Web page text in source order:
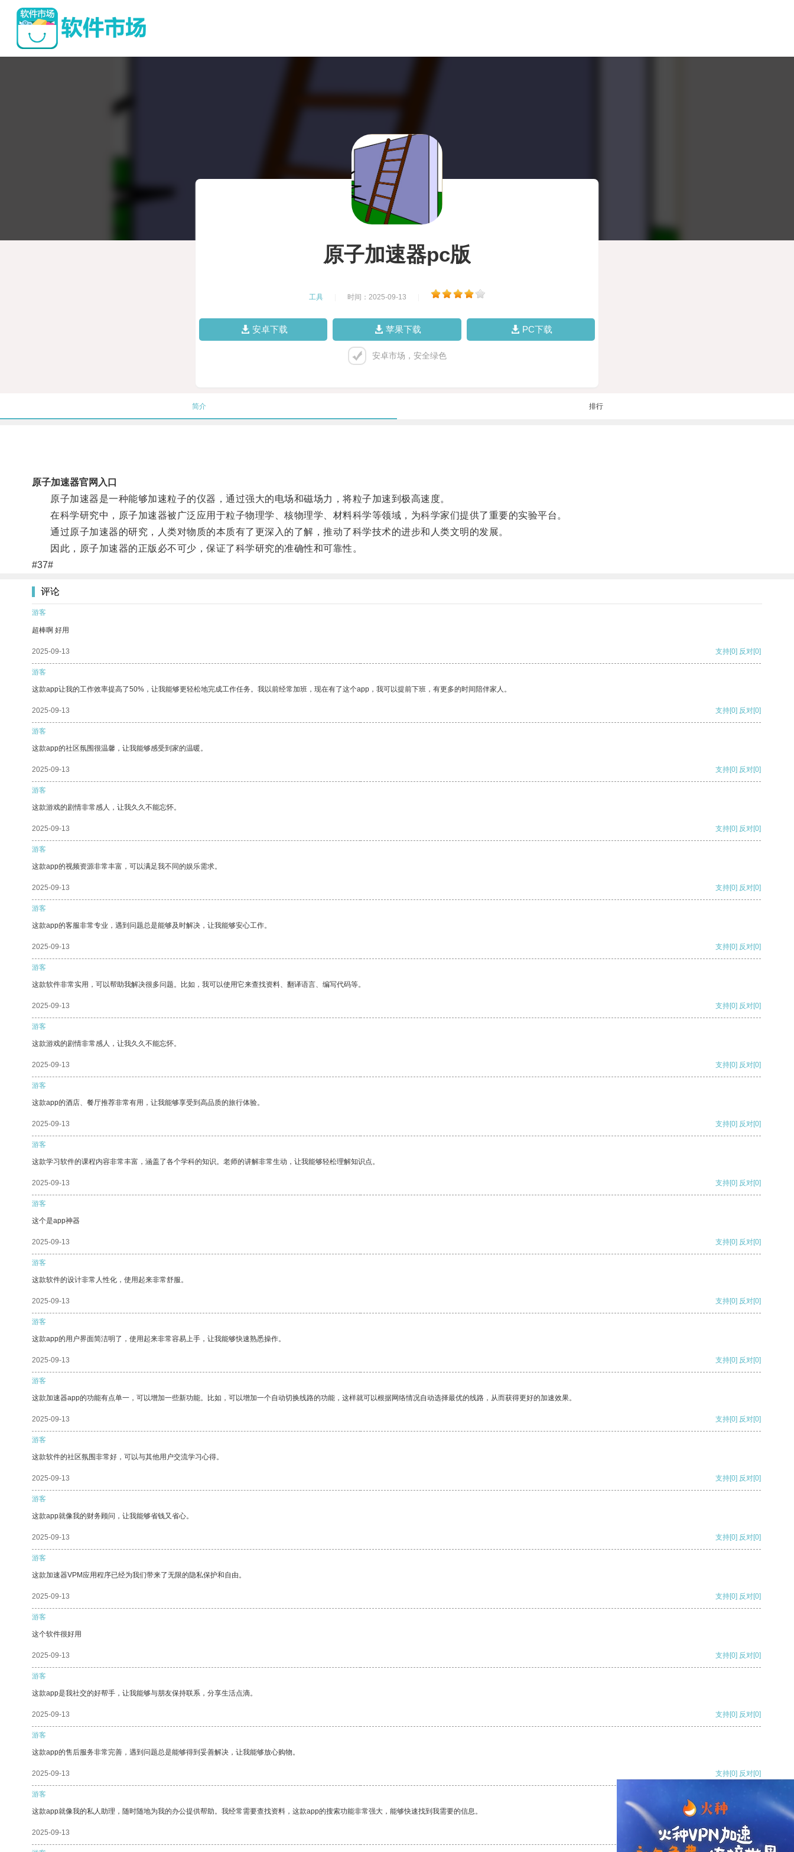
原子加速器pc版
工具 时间：2025-09-13
安卓下载 苹果下载 PC下载
安卓市场，安全绿色
简介 排行
原子加速器官网入口
原子加速器是一种能够加速粒子的仪器，通过强大的电场和磁场力，将粒子加速到极高速度。
在科学研究中，原子加速器被广泛应用于粒子物理学、核物理学、材料科学等领域，为科学家们提供了重要的实验平台。
通过原子加速器的研究，人类对物质的本质有了更深入的了解，推动了科学技术的进步和人类文明的发展。
因此，原子加速器的正版必不可少，保证了科学研究的准确性和可靠性。
#37#
评论
游客
超棒啊 好用
2025-09-13 支持[0] 反对[0]
游客
这款app让我的工作效率提高了50%，让我能够更轻松地完成工作任务。我以前经常加班，现在有了这个app，我可以提前下班，有更多的时间陪伴家人。
2025-09-13 支持[0] 反对[0]
游客
这款app的社区氛围很温馨，让我能够感受到家的温暖。
2025-09-13 支持[0] 反对[0]
游客
这款游戏的剧情非常感人，让我久久不能忘怀。
2025-09-13 支持[0] 反对[0]
游客
这款app的视频资源非常丰富，可以满足我不同的娱乐需求。
2025-09-13 支持[0] 反对[0]
游客
这款app的客服非常专业，遇到问题总是能够及时解决，让我能够安心工作。
2025-09-13 支持[0] 反对[0]
游客
这款软件非常实用，可以帮助我解决很多问题。比如，我可以使用它来查找资料、翻译语言、编写代码等。
2025-09-13 支持[0] 反对[0]
游客
这款游戏的剧情非常感人，让我久久不能忘怀。
2025-09-13 支持[0] 反对[0]
游客
这款app的酒店、餐厅推荐非常有用，让我能够享受到高品质的旅行体验。
2025-09-13 支持[0] 反对[0]
游客
这款学习软件的课程内容非常丰富，涵盖了各个学科的知识。老师的讲解非常生动，让我能够轻松理解知识点。
2025-09-13 支持[0] 反对[0]
游客
这个是app神器
2025-09-13 支持[0] 反对[0]
游客
这款软件的设计非常人性化，使用起来非常舒服。
2025-09-13 支持[0] 反对[0]
游客
这款app的用户界面简洁明了，使用起来非常容易上手，让我能够快速熟悉操作。
2025-09-13 支持[0] 反对[0]
游客
这款加速器app的功能有点单一，可以增加一些新功能。比如，可以增加一个自动切换线路的功能，这样就可以根据网络情况自动选择最优的线路，从而获得更好的加速效果。
2025-09-13 支持[0] 反对[0]
游客
这款软件的社区氛围非常好，可以与其他用户交流学习心得。
2025-09-13 支持[0] 反对[0]
游客
这款app就像我的财务顾问，让我能够省钱又省心。
2025-09-13 支持[0] 反对[0]
游客
这款加速器VPM应用程序已经为我们带来了无限的隐私保护和自由。
2025-09-13 支持[0] 反对[0]
游客
这个软件很好用
2025-09-13 支持[0] 反对[0]
游客
这款app是我社交的好帮手，让我能够与朋友保持联系，分享生活点滴。
2025-09-13 支持[0] 反对[0]
游客
这款app的售后服务非常完善，遇到问题总是能够得到妥善解决，让我能够放心购物。
2025-09-13 支持[0] 反对[0]
游客
这款app就像我的私人助理，随时随地为我的办公提供帮助。我经常需要查找资料，这款app的搜索功能非常强大，能够快速找到我需要的信息。
2025-09-13 支持[0] 反对